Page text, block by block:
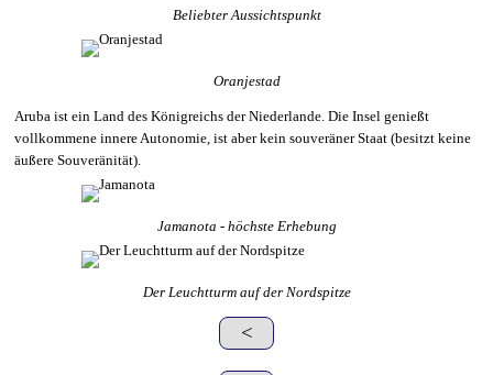
Beliebter Aussichtspunkt
Oranjestad
Aruba ist ein Land des Königreichs der Niederlande. Die Insel genießt
vollkommene innere Autonomie, ist aber kein souveräner Staat (besitzt keine
äußere Souveränität).
Jamanota - höchste Erhebung
Der Leuchtturm auf der Nordspitze
<